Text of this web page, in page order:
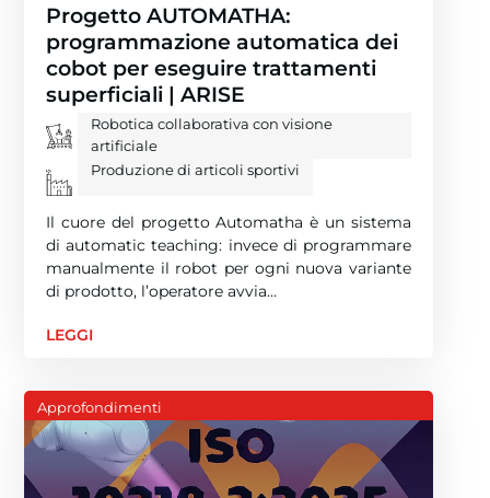
Progetto AUTOMATHA:
programmazione automatica dei
cobot per eseguire trattamenti
superficiali | ARISE
Robotica collaborativa con visione
artificiale
Produzione di articoli sportivi
Il cuore del progetto Automatha è un sistema
di automatic teaching: invece di programmare
manualmente il robot per ogni nuova variante
di prodotto, l’operatore avvia…
LEGGI
Approfondimenti